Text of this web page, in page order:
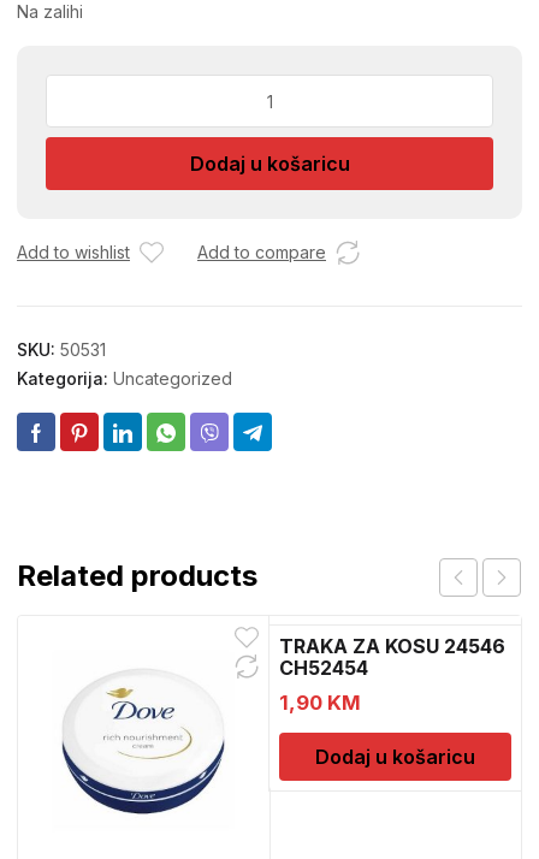
Na zalihi
PVC
Dodaj u košaricu
Add to wishlist Add to compare
SKU: 50531
Kategorija: Uncategorized
Related products
TRAKA ZA KOSU 24546
CH52454
1,90 KM
Dodaj u košaricu